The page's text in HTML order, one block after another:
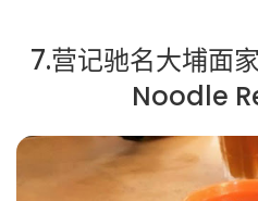
7.营记驰名大埔面
Noodle